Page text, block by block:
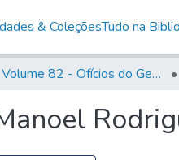
& ColeçõesTudo na
Volume 82 - Ofícios do General Martim Lopes Lobo de Saldanha (Governador da Capitania): 1779- 1780